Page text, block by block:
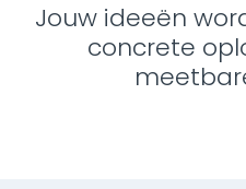
Jouw ideeën
concrete